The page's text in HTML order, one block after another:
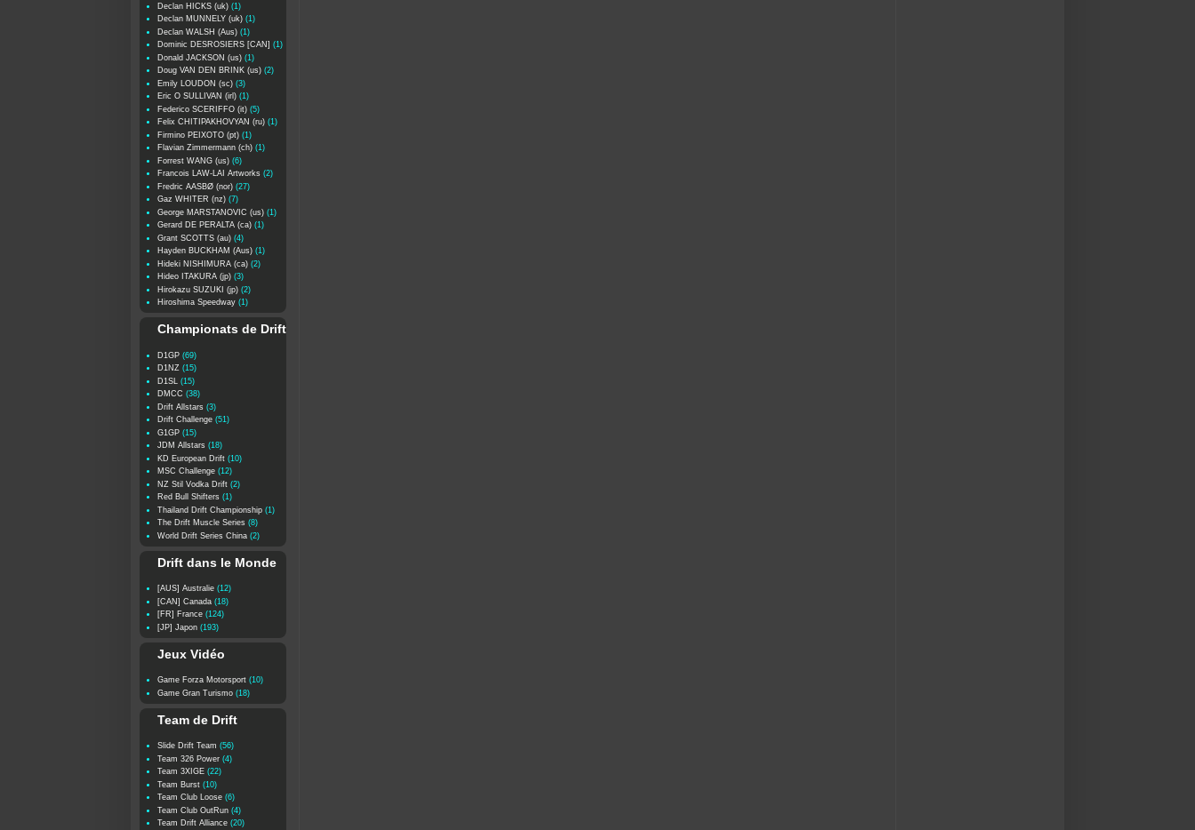
Declan HICKS (uk) (1)
Declan MUNNELY (uk) (1)
Declan WALSH (Aus) (1)
Dominic DESROSIERS [CAN] (1)
Donald JACKSON (us) (1)
Doug VAN DEN BRINK (us) (2)
Emily LOUDON (sc) (3)
Eric O SULLIVAN (irl) (1)
Federico SCERIFFO (it) (5)
Felix CHITIPAKHOVYAN (ru) (1)
Firmino PEIXOTO (pt) (1)
Flavian Zimmermann (ch) (1)
Forrest WANG (us) (6)
Francois LAW-LAI Artworks (2)
Fredric AASBØ (nor) (27)
Gaz WHITER (nz) (7)
George MARSTANOVIC (us) (1)
Gerard DE PERALTA (ca) (1)
Grant SCOTTS (au) (4)
Hayden BUCKHAM (Aus) (1)
Hideki NISHIMURA (ca) (2)
Hideo ITAKURA (jp) (3)
Hirokazu SUZUKI (jp) (2)
Hiroshima Speedway (1)
Championats de Drift
D1GP (69)
D1NZ (15)
D1SL
(15)
DMCC (38)
Drift Allstars (3)
Drift Challenge (51)
G1GP (15)
JDM Allstars (18)
KD European Drift (10)
MSC Challenge (12)
NZ Stil Vodka Drift (2)
Red Bull Shifters (1)
Thailand Drift Championship (1)
The Drift Muscle Series (8)
World Drift Series China (2)
Drift dans le Monde
[AUS] Australie (12)
[CAN] Canada (18)
[FR] France (124)
[JP] Japon (193)
Jeux Vidéo
Game Forza Motorsport (10)
Game Gran Turismo (18)
Team de Drift
Slide Drift Team (56)
Team 326 Power (4)
Team 3XIGE (22)
Team Burst (10)
Team Club Loose (6)
Team Club OutRun (4)
Team Drift Alliance (20)